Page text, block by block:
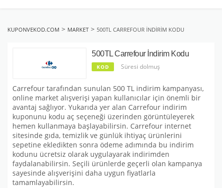
KUPONVEKOD.COM > MARKET > 500TL CARREFOUR İNDIRIM KODU
500TL Carrefour İndirim Kodu
KOD Süresi dolmuş
Carrefour tarafından sunulan 500 TL indirim kampanyası,
online market alışverişi yapan kullanıcılar için önemli bir
avantaj sağlıyor. Yukarıda yer alan Carrefour indirim
kuponunu kodu aç seçeneği üzerinden görüntüleyerek
hemen kullanmaya başlayabilirsin. Carrefour internet
sitesinde gıda, temizlik ve günlük ihtiyaç ürünlerini
sepetine ekledikten sonra ödeme adımında bu indirim
kodunu ücretsiz olarak uygulayarak indirimden
faydalanabilirsin. Seçili ürünlerde geçerli olan kampanya
sayesinde alışverişini daha uygun fiyatlarla
tamamlayabilirsin.